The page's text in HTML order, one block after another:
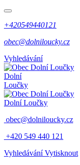
+420549440121
obec@dolniloucky.cz
Vyhledávání
Dolní
Loučky
Dolní Loučky
obec@dolniloucky.cz
+420 549 440 121
Vyhledávání Vytisknout